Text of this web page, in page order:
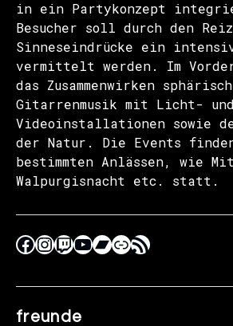
in ein Partykonzept
Besucher soll durch den
Sinneseindrücke ein
vermittelt werden. Im
das Zusammenwirken
Gitarrenmusik mit Licht- und
Videoinstallationen sowie
der Natur. Die Events
bestimmten Anlässen, wie
Walpurgisnacht etc. statt.
freunde